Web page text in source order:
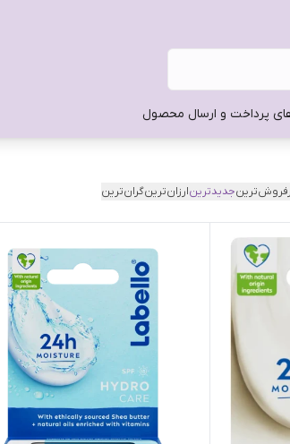
پرداخت و ارسال محصول
جدیدترینارزان‌ترینگران‌ترین